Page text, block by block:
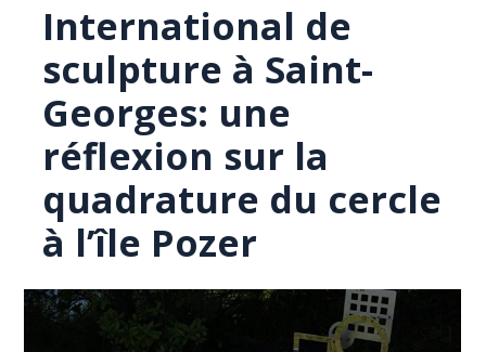
International de
sculpture à Saint-
Georges: une
réflexion sur la
quadrature du cercle
à l’île Pozer